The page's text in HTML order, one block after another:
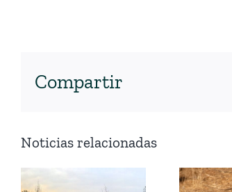
Compartir
Noticias relacionadas